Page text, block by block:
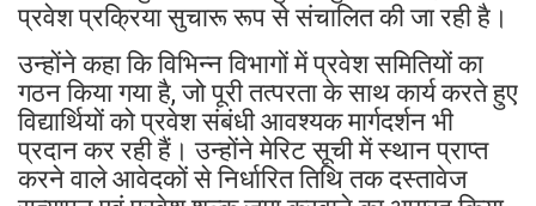
प्रवेश प्रक्रिया सुचारू रूप से संचालित की जा रही है।
उन्होंने कहा कि विभिन्न विभागों में प्रवेश समितियों का
गठन किया गया है, जो पूरी तत्परता के साथ कार्य करते हुए
विद्यार्थियों को प्रवेश संबंधी आवश्यक मार्गदर्शन भी
प्रदान कर रही हैं। उन्होंने मेरिट सूची में स्थान प्राप्त
करने वाले आवेदकों से निर्धारित तिथि तक दस्तावेज